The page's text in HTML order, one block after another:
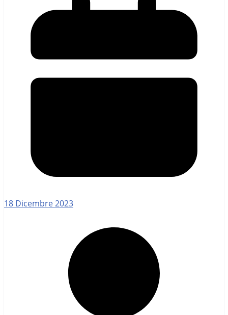
18 Dicembre 2023